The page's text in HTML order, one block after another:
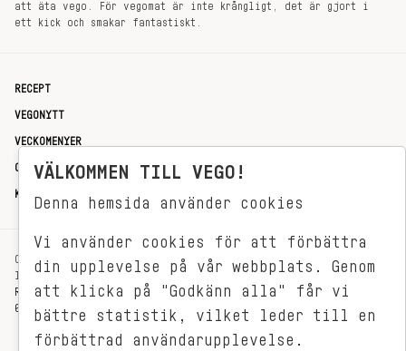
att äta vego. För vegomat är inte krångligt, det är gjort i
ett kick och smakar fantastiskt.
RECEPT
VEGONYTT
VECKOMENYER
OM OSS
KONTAKT
OXENSTIERNSGATAN 33
114 27 STOCKHOLM
REDAKTIONEN@VEGOMAGASINET.SE
08-799 62 01
VÄLKOMMEN TILL VEGO!
Denna hemsida använder cookies
Vi använder cookies för att förbättra
din upplevelse på vår webbplats. Genom
att klicka på "Godkänn alla" får vi
bättre statistik, vilket leder till en
förbättrad användarupplevelse.